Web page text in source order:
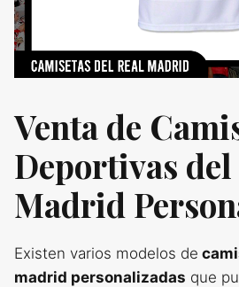
Venta de
Deportivas del
Madrid
Existen varios modelos de
madrid personalizadas que